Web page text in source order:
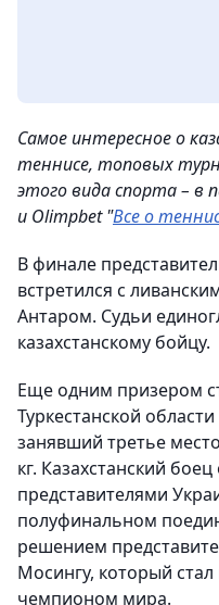
Самое интересное о
теннисе, топовых
этого вида спорта – в
и Olimpbet "Все о
В финале
встретился с
Антаром. Судьи
казахстанскому бойцу.
Еще одним призером
Туркестанской
занявший третье
кг. Казахстанский
представителями
полуфинальном
решением
Мосингу, который
чемпионом мира.